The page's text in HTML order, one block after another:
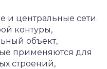
и центральные сети.
контуры,
объект,
применяются для
строений,